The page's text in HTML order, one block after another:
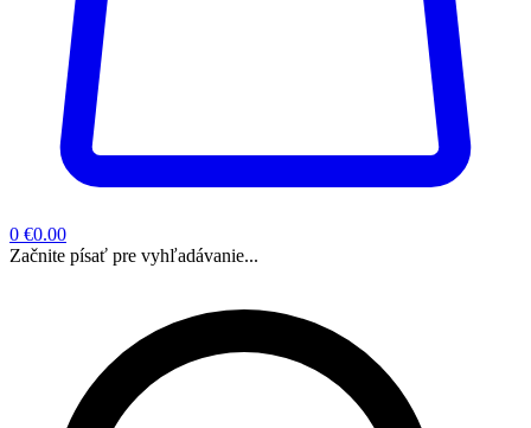
0 €0.00
Začnite písať pre vyhľadávanie...